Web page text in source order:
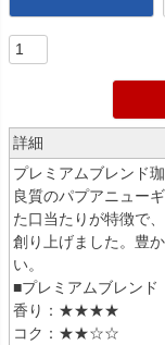
詳細
プレミアムブレンド
良質のパプアニュー
た口当たりが特徴で
創り上げました。豊
い。
■プレミアムブレンド
香り：★★★★
コク：★★☆☆